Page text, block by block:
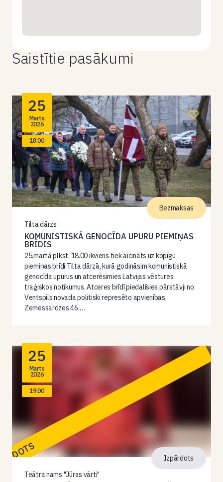
Saistītie pasākumi
25
Marts
2026
18:00
Tilta dārzs
KOMUNISTISKĀ GENOCĪDA UPURU PIEMIŅAS
BRĪDIS
25.martā plkst. 18.00 ikviens tiek aicināts uz kopīgu
piemiņas brīdi Tilta dārzā, kurā godināsim komunistiskā
genocīda upurus un atcerēsimies Latvijas vēstures
traģiskos notikumus. Atceres brīdī piedalīsies pārstāvji no
Ventspils novada politiski represēto apvienības,
Zemessardzes 46.…
Bezmaksas
25
Marts
2026
19:00
Teātra nams "Jūras vārti"
Izpārdots